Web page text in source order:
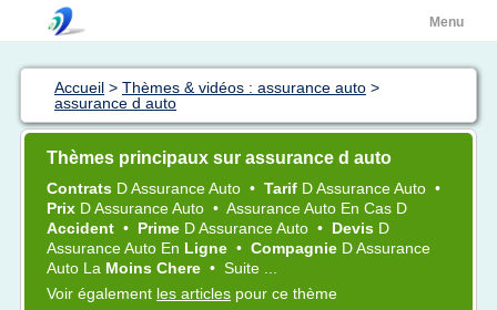
Menu
Accueil > Thèmes & vidéos : assurance auto >
assurance d auto
Thèmes principaux sur assurance d auto
Contrats DAssurance Auto • Tarif DAssurance Auto •
Prix DAssurance Auto • Assurance Auto En Cas D
Accident • Prime DAssurance Auto • Devis D
Assurance Auto En Ligne • Compagnie DAssurance
Auto La Moins Chere • Suite ...
Voir également les articles pour ce thème